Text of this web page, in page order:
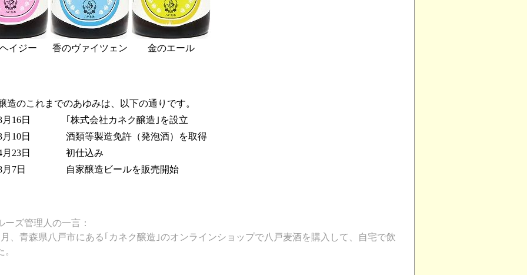
イジー 香のヴァイツェン 金のエール
造のこれまでのあゆみは、以下の通りです。
16日
｢株式会社カネク醸造｣を設立
10日
酒類等製造免許（発泡酒）を取得
23日
初仕込み
7日
自家醸造ビールを販売開始
ーズ管理人の一言：
月、青森県八戸市にある｢カネク醸造｣のオンラインショップで八戸麦酒を購入して、自宅で飲